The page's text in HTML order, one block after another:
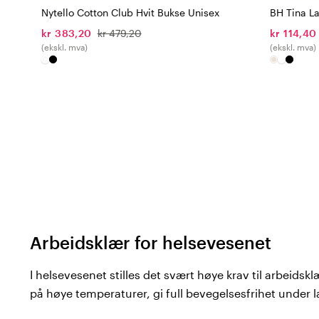
Nytello Cotton Club Hvit Bukse Unisex
kr 383,20 kr 479,20
(ekskl. mva)
BH Tina
kr 114,40
(ekskl. mva)
Arbeidsklær for helsevesenet
I helsevesenet stilles det svært høye krav til
på høye temperaturer, gi full bevegelsesfrihet under